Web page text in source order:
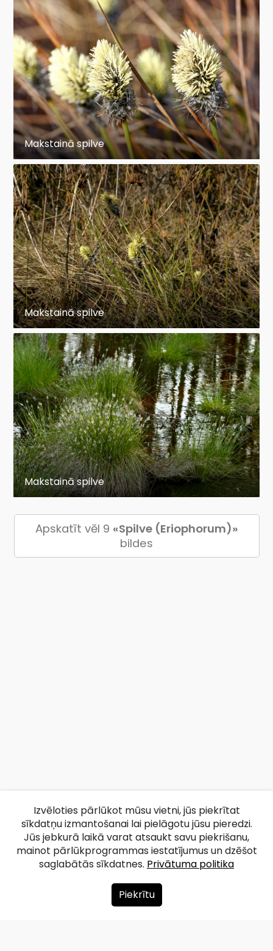
Makstainā spilve
Makstainā spilve
Makstainā spilve
Apskatīt vēl 9 «Spilve (Eriophorum)»
bildes
Par mums
Izvēloties pārlūkot mūsu vietni, jūs piekrītat
sīkdatņu izmantošanai lai pielāgotu jūsu pieredzi.
Jūs jebkurā laikā varat atsaukt savu piekrišanu,
mainot pārlūkprogrammas iestatījumus un dzēšot
saglabātās sīkdatnes. Privātuma politika
Piekrītu